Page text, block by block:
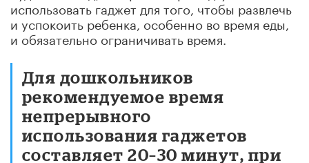
использовать гаджет для того, чтобы развлечь
и успокоить ребенка, особенно во время еды,
и обязательно ограничивать время.
Для дошкольников
рекомендуемое время
непрерывного
использования гаджетов
составляет 20–30 минут, при